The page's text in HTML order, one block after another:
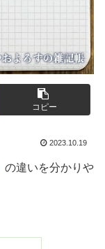
コピー
2023.10.19
の違いを分かりや